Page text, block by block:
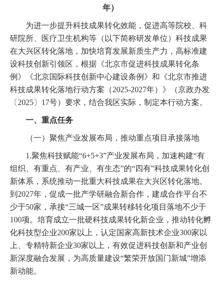
年）
为进一步提升科技成果转化效能，促进高等院校、科
研院所、医疗卫生机构等（以下简称研发单位）科技成果
在大兴区转化落地，加快培育发展新质生产力，高标准建
设科技创新引领区，根据《北京市促进科技成果转化条
例》《北京国际科技创新中心建设条例》和《北京市推进
科技成果转化落地行动方案（2025-2027年）》（京政办发
〔2025〕17号）要求，结合我区实际，制定本行动方案。
一、重点任务
（一）聚焦产业发展布局，推动重点项目承接落地
1.聚焦科技赋能“6+5+3”产业发展布局，加速构建“有
组织、有重点、有产业、有生态”的“四有”科技成果转化创
新体系，系统推动一批重大科技成果在大兴区转化落地。
到2027年，促成一批产学研融合新合作，建成合作平台不
少于50家，承接“三城一区”成果转移转化项目落地不少于
100项。培育成立一批硬科技成果转化新企业，推动转化孵
化科技型企业200家以上，认定国家高新技术企业300家以
上、专精特新企业30家以上，有效促进科技创新和产业创
新深度融合发展，为高质量建设“繁荣开放国门新城”增添
新动能。